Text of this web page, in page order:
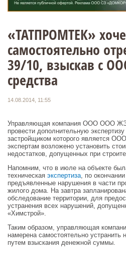
«ТАТПРОМТЕК»
самостоятельно
39/10, взыскав с
средства
14.08.2014, 11:55
Управляющая компания ООО ООО
провести дополнительную
застройщиком которого является
экспертам возложено установить
недостатков, допущенных при
Напомним, что в июле на объекте
техническая экспертиза , по
предъявленные нарушения в части
жилого дома. На завтра
обследование территории, для
устранения всех нарушений,
«Химстрой».
Таким образом, управляющая
намерена самостоятельно устранить
путем взыскания денежной суммы.